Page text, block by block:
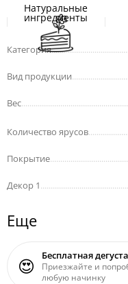
Натуральные
ингредиенты
Категория
Вид продукции
Вес
Количество ярусов
Покрытие
Декор 1
Еще
😍 Бесплатная
Приезжайте и
любую начинку